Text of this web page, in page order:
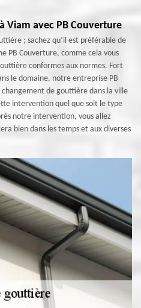
Viam avec PB Couverture
; sachez qu’il est préférable de
PB Couverture, comme cela vous
conformes aux normes. Fort
le domaine, notre entreprise PB
de gouttière dans la ville
intervention quel que soit le type
notre intervention, vous allez
bien dans les temps et aux diverses